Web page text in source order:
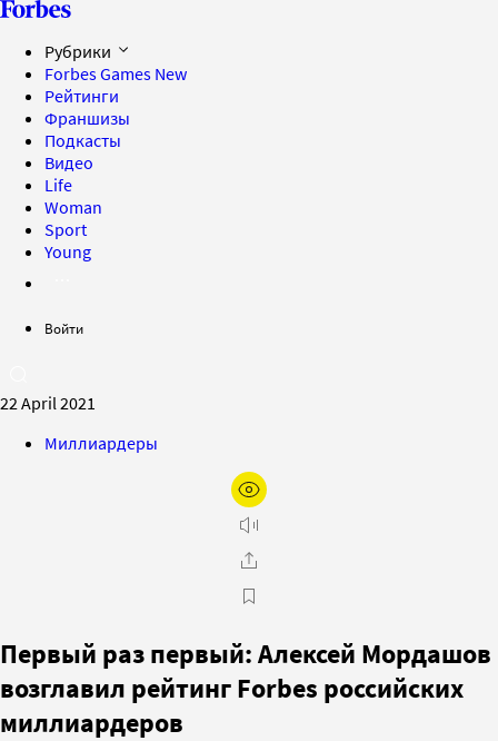
Рубрики
Forbes Games New
Рейтинги
Франшизы
Подкасты
Видео
Life
Woman
Sport
Young
Войти
22 April 2021
Миллиардеры
Первый раз первый: Алексей Мордашов
возглавил рейтинг Forbes российских
миллиардеров